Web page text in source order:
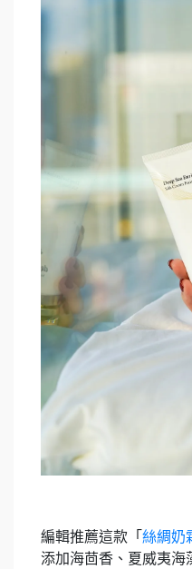
編輯推薦這款「 絲綢奶
添加海茴香、夏威夷海